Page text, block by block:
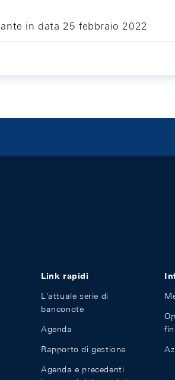
in data 25 febbraio 2022
Link rapidi
L'attuale serie di
banconote
Agenda
Rapporto di gestione
Agenda e precedenti